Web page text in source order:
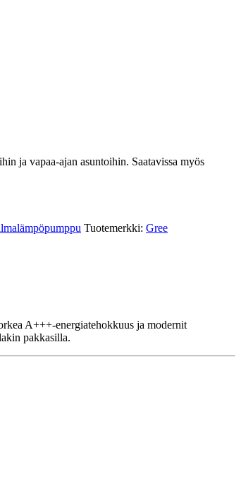
ja vapaa-ajan asuntoihin. Saatavissa myös
Tuotemerkki: Gree
A+++-energiatehokkuus ja modernit
pakkasilla.